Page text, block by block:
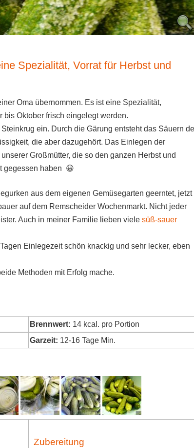
Spezialität, Vorrat für Herbst und
Oma übernommen. Es ist eine Spezialität,
bis Oktober frisch eingelegt werden.
ein. Durch die Gärung entsteht das Säuern
die aber dazugehört. Das Einlegen der
Großmütter, die so den ganzen Herbst und
gegessen haben 😀
aus dem eigenen Gemüsegarten geerntet, jetzt
auf dem Remscheider Wochenmarkt. Nicht jeder
Auch in meiner Familie lieben viele süß-sauer
Einlegezeit schön knackig und sehr lecker, eben
Methoden mit Erfolg mache.
Brennwert: 14 kcal. pro Portion
Garzeit: 12-16 Tage Min.
Zubereitung